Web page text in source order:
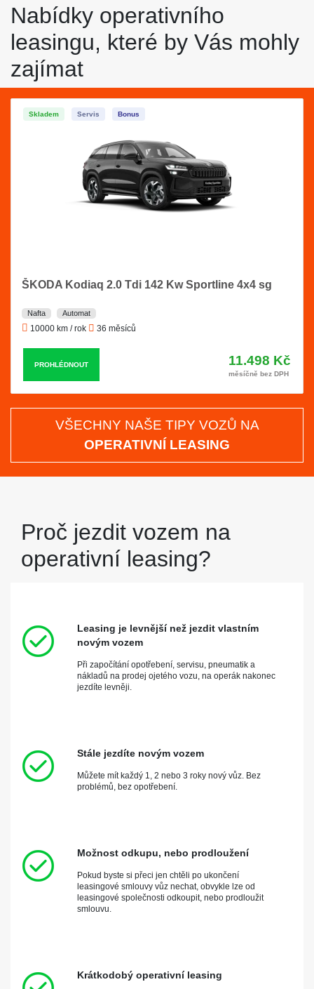
Nabídky operativního
leasingu, které by Vás mohly
zajímat
Skladem Servis Bonus
ŠKODA Kodiaq 2.0 Tdi 142 Kw Sportline 4x4 sg
Nafta Automat
10000 km / rok 36 měsíců
PROHLÉDNOUT 11.498 Kč
měsíčně bez DPH
VŠECHNY NAŠE TIPY VOZŮ NA
OPERATIVNÍ LEASING
Proč jezdit vozem na
operativní leasing?
Leasing je levnější než jezdit vlastním
novým vozem
Při započítání opotřebení, servisu, pneumatik a
nákladů na prodej ojetého vozu, na operák nakonec
jezdíte levněji.
Stále jezdíte novým vozem
Můžete mít každý 1, 2 nebo 3 roky nový vůz. Bez
problémů, bez opotřebení.
Možnost odkupu, nebo prodloužení
Pokud byste si přeci jen chtěli po ukončení
leasingové smlouvy vůz nechat, obvykle lze od
leasingové společnosti odkoupit, nebo prodloužit
smlouvu.
Krátkodobý operativní leasing